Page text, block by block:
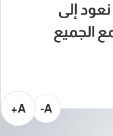
إلى
الجميع
A-
A+